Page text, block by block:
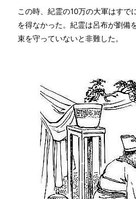
この時、紀霊の10万の大軍はすで
を得なかった。紀霊は呂布が劉備
束を守っていないと非難した。